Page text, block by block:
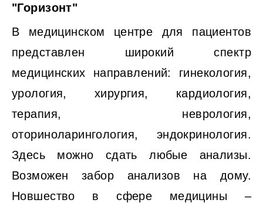
"Горизонт"
В медицинском центре для пациентов
представлен широкий спектр
медицинских направлений: гинекология,
урология, хирургия, кардиология,
терапия, неврология,
оториноларингология, эндокринология.
Здесь можно сдать любые анализы.
Возможен забор анализов на дому.
Новшество в сфере медицины –